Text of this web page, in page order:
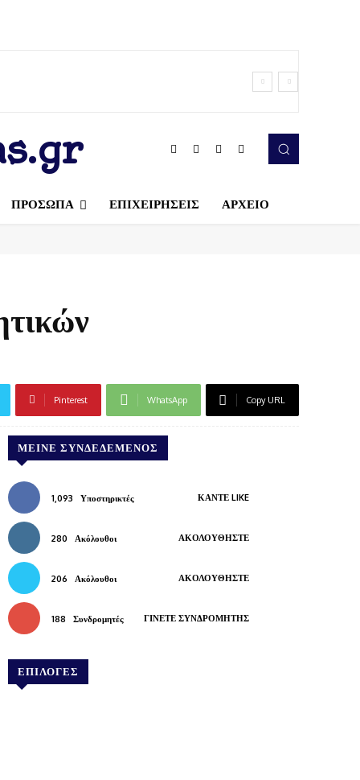
ΠΡΟΣΩΠΑ ΕΠΙΧΕΙΡΗΣΕΙΣ ΑΡΧΕΙΟ
Pinterest WhatsApp Copy URL
ΜΕΊΝΕ ΣΥΝΔΕΔΕΜΈΝΟΣ
1,093 Υποστηρικτές ΚΆΝΤΕ LIKE
280 Ακόλουθοι ΑΚΟΛΟΥΘΉΣΤΕ
206 Ακόλουθοι ΑΚΟΛΟΥΘΉΣΤΕ
188 Συνδρομητές ΓΊΝΕΤΕ ΣΥΝΔΡΟΜΗΤΉΣ
ΕΠΙΛΟΓΕΣ